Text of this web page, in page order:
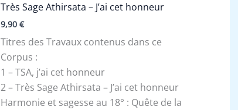
Très Sage Athirsata – J’ai cet honneur
9,90€
Titres des Travaux contenus dans ce
Corpus :
1 – TSA, j’ai cet honneur
2 – Très Sage Athirsata – J’ai cet honneur
Harmonie et sagesse au 18° : Quête de la